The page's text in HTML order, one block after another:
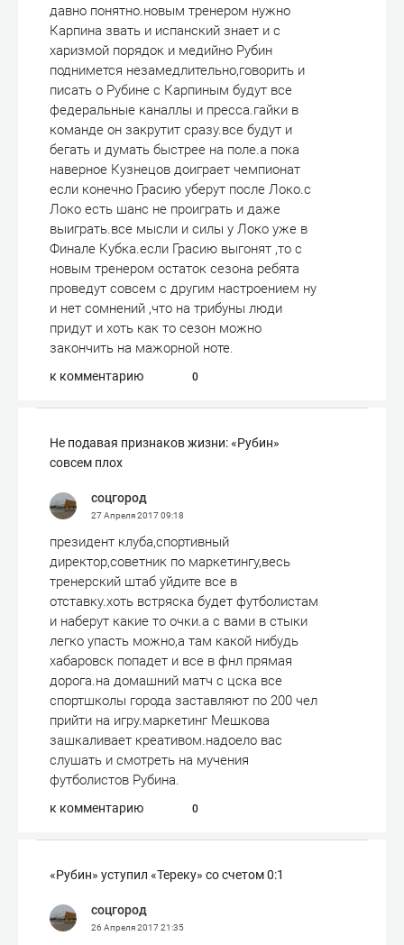
давно понятно.новым тренером нужно
Карпина звать и испанский знает и с
харизмой порядок и медийно Рубин
поднимется незамедлительно,говорить и
писать о Рубине с Карпиным будут все
федеральные каналлы и пресса.гайки в
команде он закрутит сразу.все будут и
бегать и думать быстрее на поле.а пока
наверное Кузнецов доиграет чемпионат
если конечно Грасию уберут после Локо.с
Локо есть шанс не проиграть и даже
выиграть.все мысли и силы у Локо уже в
Финале Кубка.если Грасию выгонят ,то с
новым тренером остаток сезона ребята
проведут совсем с другим настроением ну
и нет сомнений ,что на трибуны люди
придут и хоть как то сезон можно
закончить на мажорной ноте.
к комментарию 0
Не подавая признаков жизни: «Рубин»
совсем плох
соцгород
27 Апреля 201709:18
президент клуба,спортивный
директор,советник по маркетингу,весь
тренерский штаб уйдите все в
отставку.хоть встряска будет футболистам
и наберут какие то очки.а с вами в стыки
легко упасть можно,а там какой нибудь
хабаровск попадет и все в фнл прямая
дорога.на домашний матч с цска все
спортшколы города заставляют по 200 чел
прийти на игру.маркетинг Мешкова
зашкаливает креативом.надоело вас
слушать и смотреть на мучения
футболистов Рубина.
к комментарию 0
​«Рубин» уступил «Тереку» со счетом 0:1
соцгород
26 Апреля 201721:35